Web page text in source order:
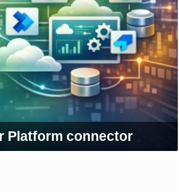
Platform connector